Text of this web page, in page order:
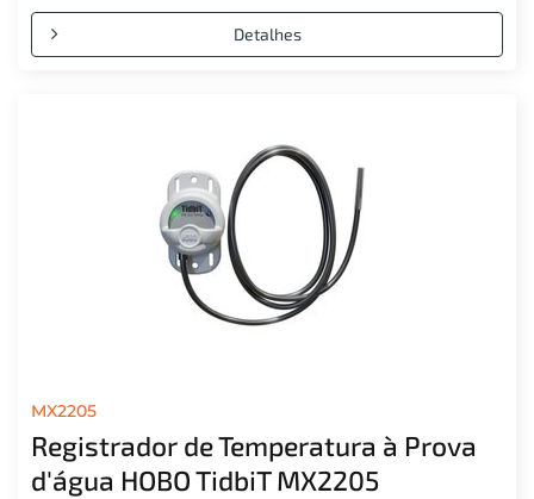
Detalhes
MX2205
Registrador de Temperatura à Prova
d'água HOBO TidbiT MX2205